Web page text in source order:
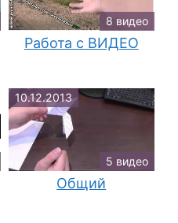
8 видео
Работа с ВИДЕО
10.12.2013
5 видео
Общий